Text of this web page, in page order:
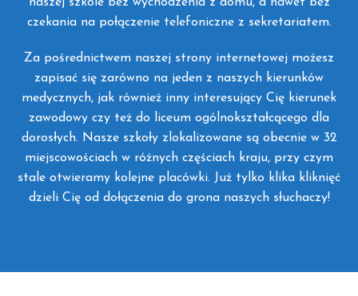
czekania na połączenie telefoniczne z sekretariatem.
Za pośrednictwem naszej strony internetowej możesz
zapisać się zarówno na jeden z naszych kierunków
medycznych, jak również inny interesujący Cię kierunek
zawodowy czy też do liceum ogólnokształcącego dla
dorosłych. Nasze szkoły zlokalizowane są obecnie w 32
miejscowościach w różnych częściach kraju, przy czym
stale otwieramy kolejne placówki. Już tylko klika kliknięć
dzieli Cię od dołączenia do grona naszych słuchaczy!